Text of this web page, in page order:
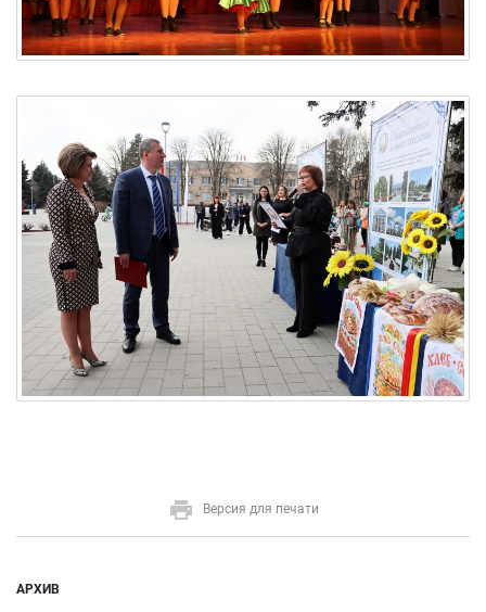
Версия для печати
АРХИВ